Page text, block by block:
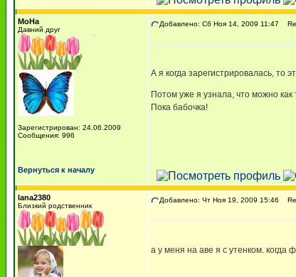
МоНа
Давний друг
Зарегистрирован: 24.06.2009
Сообщения: 996
Добавлено: Сб Ноя 14, 2009 11:47
А я когда зарегистрировалась, то
Потом уже я узнала, что можно как
Пока бабочка!
Вернуться к началу
lana2380
Близкий родственник
Добавлено: Чт Ноя 19, 2009 15:46
а у меня на аве я с утенком. когда